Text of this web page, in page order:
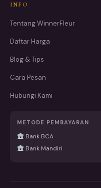
INFO
Tentang WinnerFleur
Daftar Harga
Blog & Tips
Cara Pesan
Hubungi Kami
METODE PEMBAYARAN
Bank BCA
Bank Mandiri